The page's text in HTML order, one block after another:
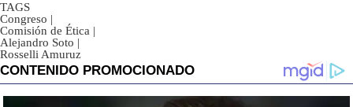
TAGS
Congreso |
Comisión de Ética |
Alejandro Soto |
Rosselli Amuruz